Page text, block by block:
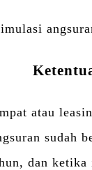
atau
dan